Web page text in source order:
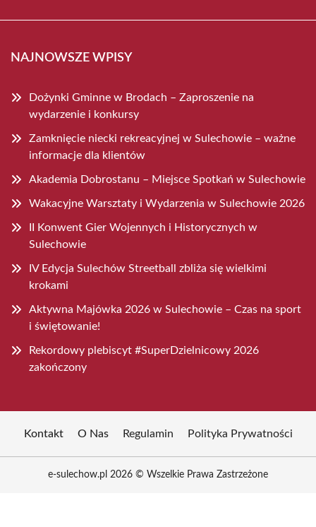
NAJNOWSZE WPISY
Dożynki Gminne w Brodach – Zaproszenie na
wydarzenie i konkursy
Zamknięcie niecki rekreacyjnej w Sulechowie – ważne
informacje dla klientów
Akademia Dobrostanu – Miejsce Spotkań w Sulechowie
Wakacyjne Warsztaty i Wydarzenia w Sulechowie 2026
II Konwent Gier Wojennych i Historycznych w
Sulechowie
IV Edycja Sulechów Streetball zbliża się wielkimi
krokami
Aktywna Majówka 2026 w Sulechowie – Czas na sport
i świętowanie!
Rekordowy plebiscyt #SuperDzielnicowy 2026
zakończony
Kontakt O Nas Regulamin Polityka Prywatności
e-sulechow.pl 2026 © Wszelkie Prawa Zastrzeżone